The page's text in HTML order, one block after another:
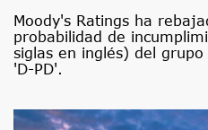
Moody's Ratings ha
probabilidad de
siglas en inglés) del
'D-PD'.